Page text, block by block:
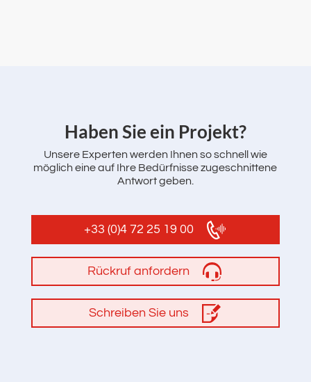
‌Haben Sie ein Projekt?
Unsere Experten werden Ihnen so schnell wie
möglich eine auf Ihre Bedürfnisse zugeschnittene
Antwort geben.
+33 (0)4 72 25 19 00
Rückruf anfordern
Schreiben Sie uns